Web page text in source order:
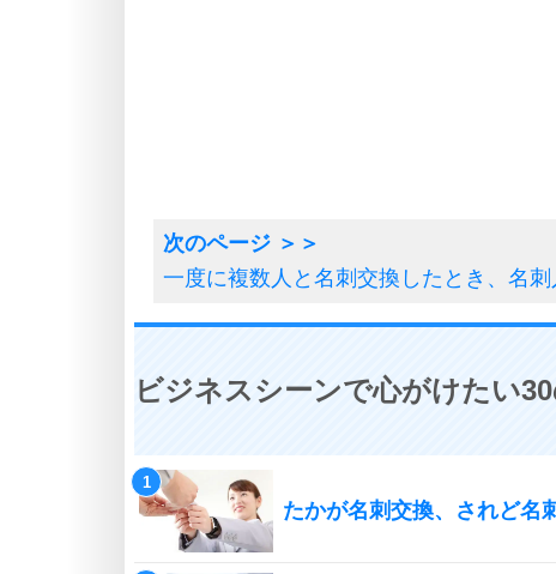
一度に複数人と名刺交換したとき、名
ビジネスシーンで心がけたい
たかが名刺交換、されど名